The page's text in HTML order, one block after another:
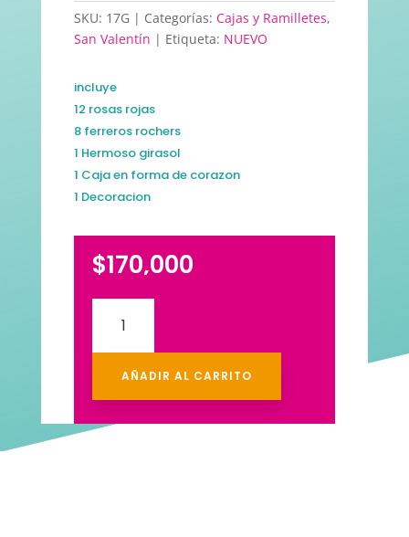
SKU: 17G Categorías: Cajas y Ramilletes,
San Valentín
Etiqueta: NUEVO
incluye
12 rosas rojas
8 ferreros rochers
1 Hermoso girasol
1 Caja en forma de corazon
1 Decoracion
$170,000
corazon
rosas
girasol&chocolates
AÑADIR AL CARRITO